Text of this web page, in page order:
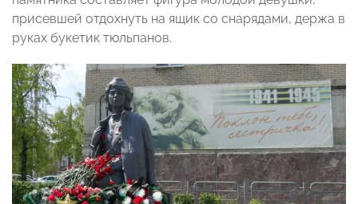
присевшей отдохнуть на ящик со снарядами, держа в
руках букетик тюльпанов.